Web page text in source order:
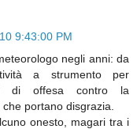
9:43:00 PM
negli anni: da
a strumento per
di offesa contro la
portano disgrazia.
onesto, magari tra i